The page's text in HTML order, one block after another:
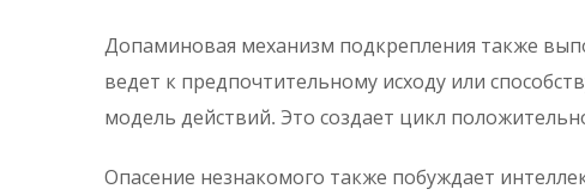
Допаминовая механизм подкрепления также
ведет к предпочтительному исходу или
модель действий. Это создает цикл
Опасение незнакомого также побуждает